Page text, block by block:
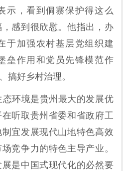
示，看到侗寨保护得这么
感到很欣慰。他指出，办
于加强农村基层党组织建
垒作用和党员先锋模范作
搞好乡村治理。
环境是贵州最大的发展优
听取贵州省委和省政府工
宜发展现代山地特色高效
竞争力的特色主导产业。
是中国式现代化的必然要